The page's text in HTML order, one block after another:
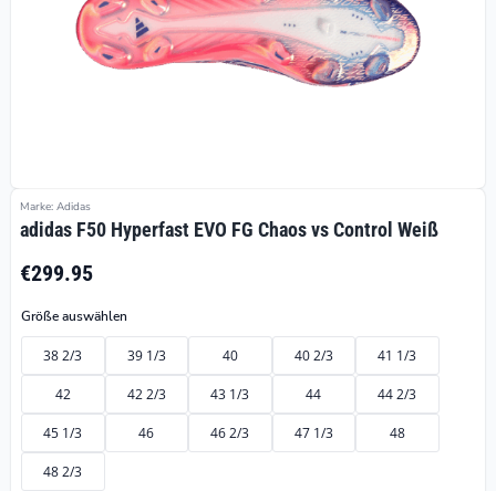
Marke: Adidas
adidas F50 Hyperfast EVO FG Chaos vs Control Weiß
€299.95
Größe auswählen
38 2/3 39 1/3 40 40 2/3 41 1/3
42 42 2/3 43 1/3 44 44 2/3
45 1/3 46 46 2/3 47 1/3 48
48 2/3